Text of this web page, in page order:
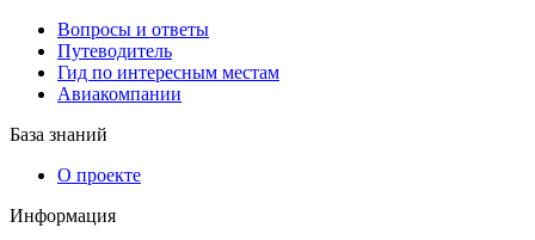
Вопросы и ответы
Путеводитель
Гид по интересным местам
Авиакомпании
База знаний
О проекте
Информация